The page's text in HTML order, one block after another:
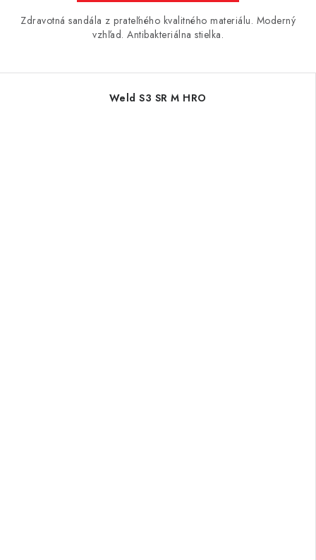
Zdravotná sandála z prateľného kvalitného materiálu. Moderný
vzhľad. Antibakteriálna stielka.
Weld S3 SR M HRO